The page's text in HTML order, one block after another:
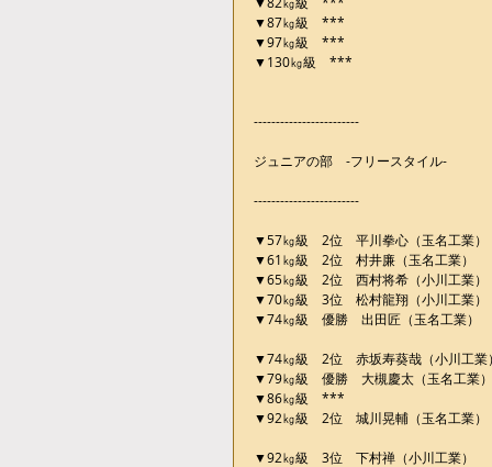
▼87㎏級　***
▼97㎏級　***
▼130㎏級　***
------------------------
ジュニアの部　-フリースタイル-
------------------------
▼57㎏級　2位　平川拳心（玉名工業）
▼61㎏級　2位　村井廉（玉名工業）
▼65㎏級　2位　西村将希（小川工業）
▼70㎏級　3位　松村龍翔（小川工業）
▼74㎏級　優勝　出田匠（玉名工業）
▼74㎏級　2位　赤坂寿葵哉（小川工業
▼79㎏級　優勝　大槻慶太（玉名工業）
▼86㎏級　***
▼92㎏級　2位　城川晃輔（玉名工業）
▼92㎏級　3位　下村禅（小川工業）